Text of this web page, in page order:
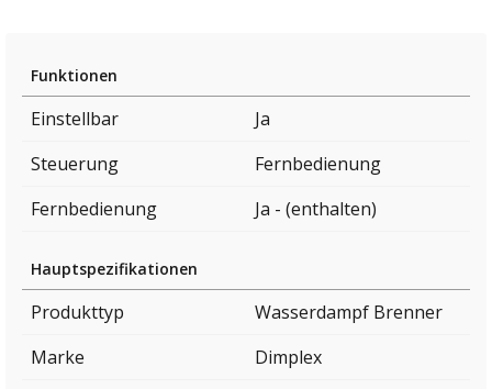
Funktionen
Einstellbar
Ja
Steuerung
Fernbedienung
Fernbedienung
Ja - (enthalten)
Hauptspezifikationen
Produkttyp
Wasserdampf Brenner
Marke
Dimplex